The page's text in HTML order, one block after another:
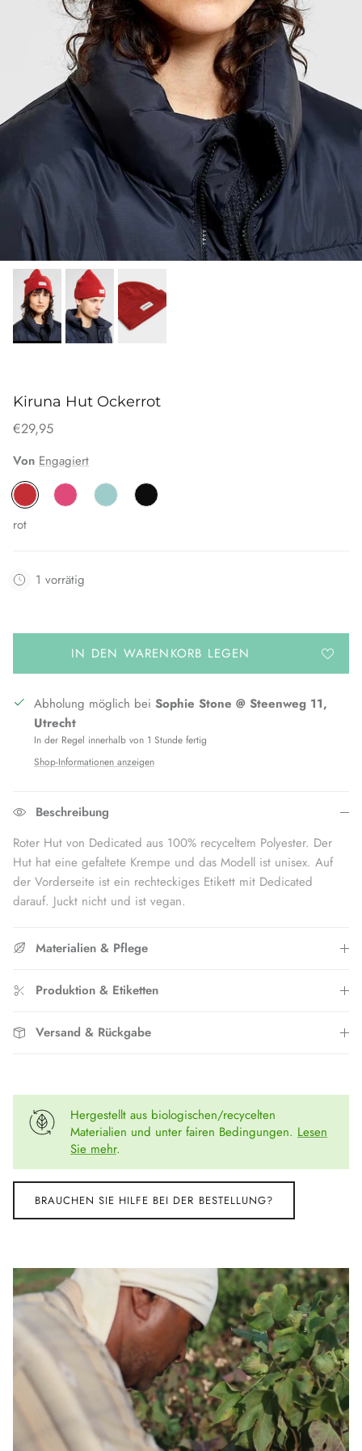
Kiruna Hut Ockerrot
€29,95
Von Engagiert
rot
1 vorrätig
IN DEN WARENKORB LEGEN
Abholung möglich bei Sophie Stone @ Steenweg 11,
Utrecht
In der Regel innerhalb von 1 Stunde fertig
Shop-Informationen anzeigen
Beschreibung
Roter Hut von Dedicated aus 100% recyceltem Polyester. Der
Hut hat eine gefaltete Krempe und das Modell ist unisex. Auf
der Vorderseite ist ein rechteckiges Etikett mit Dedicated
darauf. Juckt nicht und ist vegan.
Materialien & Pflege
Produktion & Etiketten
Versand & Rückgabe
Hergestellt aus biologischen/recycelten
Materialien und unter fairen Bedingungen. Lesen
Sie mehr.
BRAUCHEN SIE HILFE BEI DER BESTELLUNG?